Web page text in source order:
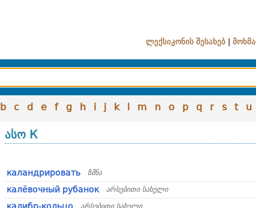
ლექსიკონის შესახებ
b c d e f g h i j k l m n o p q r s t u
ასო К
каландрировать ზმნა
калёвочный рубанок არსებითი სახელი
არსებითი სახელი